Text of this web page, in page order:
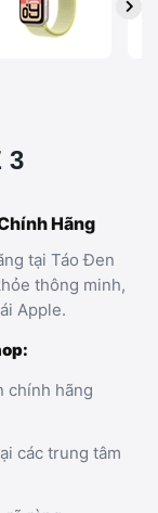
3
Hãng
tại Táo Đen
thông minh,
Apple.
chính hãng
các trung tâm